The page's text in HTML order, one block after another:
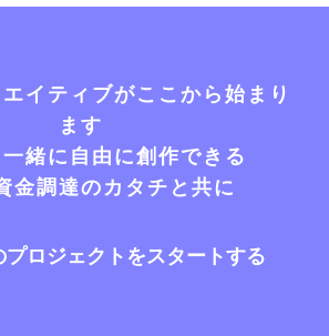
イティブがここから始まり
ます
緒に自由に創作できる
金調達のカタチと共に
プロジェクトをスタートする